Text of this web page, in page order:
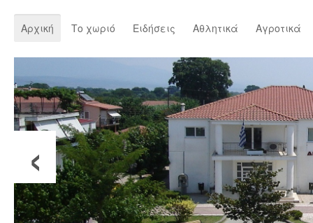
Αρχική Το χωριό Ειδήσεις Αθλητικά Αγροτικά
‹